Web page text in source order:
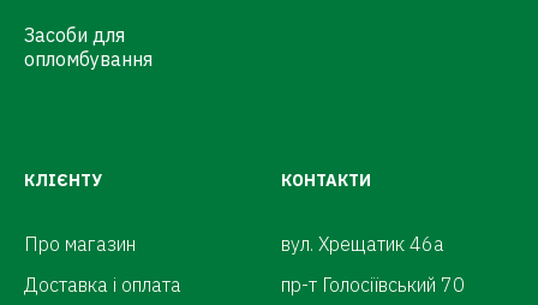
Засоби для
опломбування
КЛІЄНТУ
Про магазин
Доставка і оплата
КОНТАКТИ
вул. Хрещатик 46а
пр-т Голосіївський 70